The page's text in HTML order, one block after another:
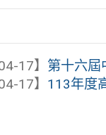
17】 第十六屆
17】 113年度